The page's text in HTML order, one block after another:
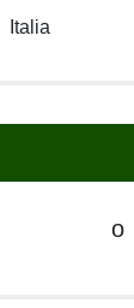
Italia
o